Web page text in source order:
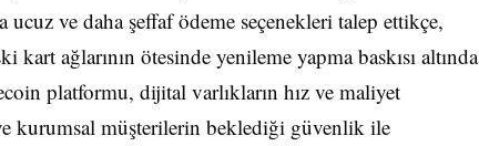
ucuz ve daha şeffaf ödeme seçenekleri talep ettikçe,
kart ağlarının ötesinde yenileme yapma baskısı altında
platformu, dijital varlıkların hız ve maliyet
kurumsal müşterilerin beklediği güvenlik ile